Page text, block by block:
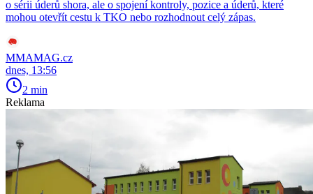
o sérii úderů shora, ale o spojení kontroly, pozice a úderů, které
mohou otevřít cestu k TKO nebo rozhodnout celý zápas.
MMAMAG.cz
dnes, 13:56
2 min
Reklama